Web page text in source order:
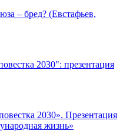
– бред? (Евстафьев,
2030": презентация
2030». Презентация
жизнь»